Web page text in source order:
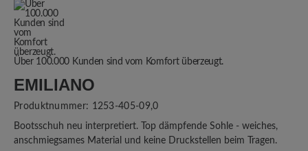
Über 100.000 Kunden sind vom Komfort überzeugt.
EMILIANO
Produktnummer: 1253-405-09,0
Bootsschuh neu interpretiert. Top dämpfende Sohle - weiches,
anschmiegsames Material und keine Druckstellen beim Tragen.